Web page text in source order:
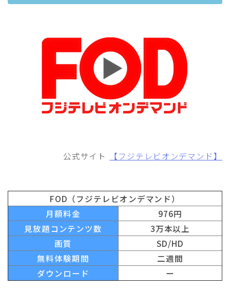
公式サイト 【フジテレビオンデマンド】
FOD（フジテレビオンデマンド）
月額料金
976円
見放題コンテンツ数
3万本以上
画質
SD/HD
無料体験期間
二週間
ダウンロード
ー